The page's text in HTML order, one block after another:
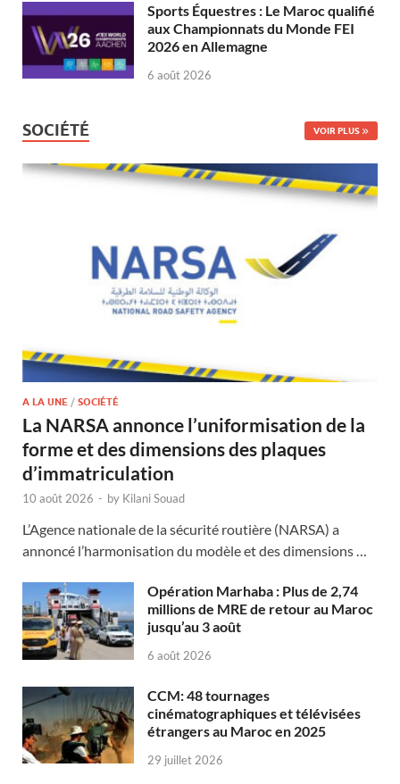
Sports Équestres : Le Maroc qualifié
aux Championnats du Monde FEI
2026 en Allemagne
6 août 2026
SOCIÉTÉ VOIR PLUS
A LA UNE / SOCIÉTÉ
La NARSA annonce l’uniformisation de la
forme et des dimensions des plaques
d’immatriculation
10 août 2026 - by Kilani Souad
L’Agence nationale de la sécurité routière (NARSA) a
annoncé l’harmonisation du modèle et des dimensions …
Opération Marhaba : Plus de 2,74
millions de MRE de retour au Maroc
jusqu’au 3 août
6 août 2026
CCM: 48 tournages
cinématographiques et télévisées
étrangers au Maroc en 2025
29 juillet 2026